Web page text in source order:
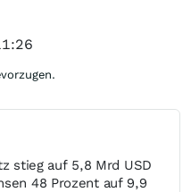
stieg auf 5,8 Mrd USD
48 Prozent auf 9,9